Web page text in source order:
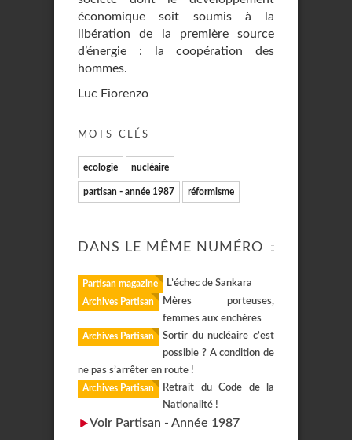
économique soit soumis à la
libération de la première source
d’énergie : la coopération des
hommes.
Luc Fiorenzo
MOTS-CLÉS
ecologie nucléaire
partisan - année 1987 réformisme
DANS LE MÊME NUMÉRO
Partisan magazine L’échec de Sankara
Archives Partisan
Mères porteuses,
femmes aux enchères
Archives Partisan
Sortir du nucléaire c’est
possible ? A condition de
ne pas s’arrêter en route !
Archives Partisan
Retrait du Code de la
Nationalité !
Voir Partisan - Année 1987